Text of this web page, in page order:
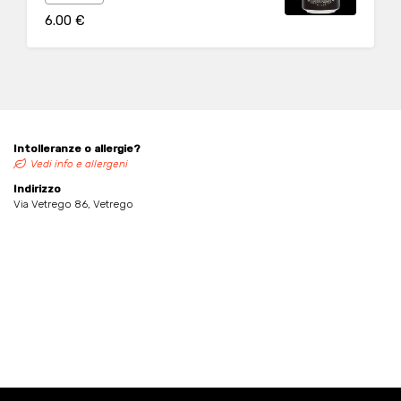
tropicale ed agrumi. Piacevolmente amara al
6.00 €
Intolleranze o allergie?
Vedi info e allergeni
Indirizzo
Via Vetrego 86, Vetrego